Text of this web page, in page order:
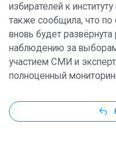
избирателей к
также сообщила, что по
вновь будет
наблюдению за
участием СМИ и
полноценный